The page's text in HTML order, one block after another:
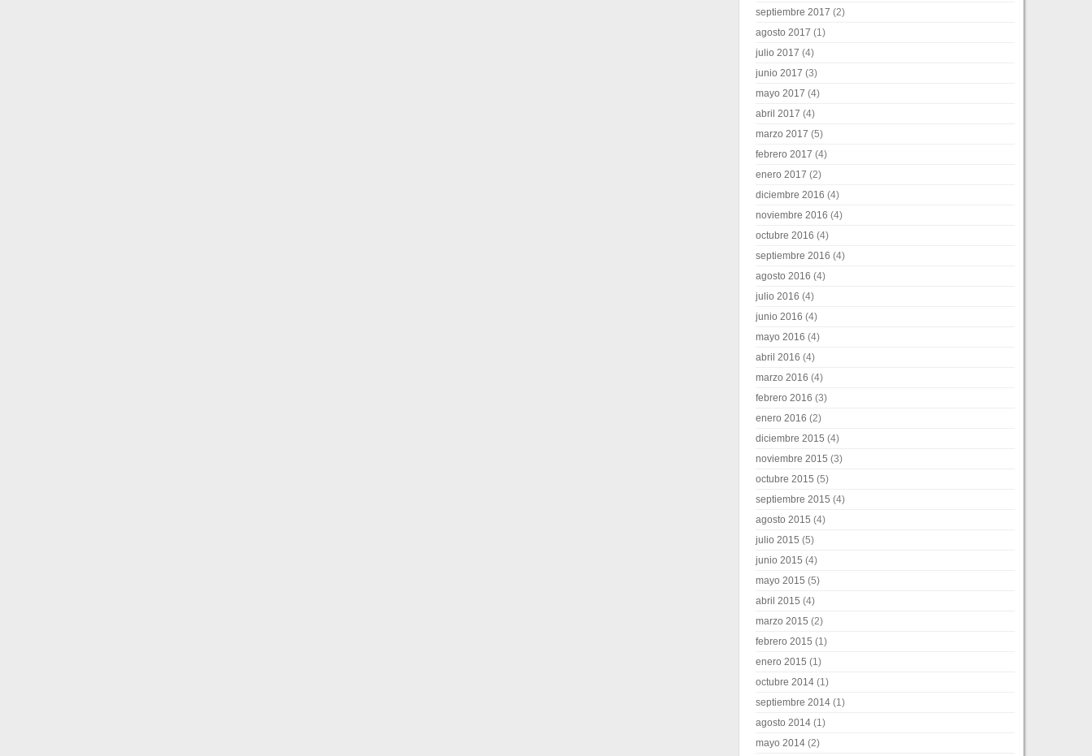
septiembre 2017 (2)
agosto 2017 (1)
julio 2017 (4)
junio 2017 (3)
mayo 2017 (4)
abril 2017 (4)
marzo 2017 (5)
febrero 2017 (4)
enero 2017 (2)
diciembre 2016 (4)
noviembre 2016 (4)
octubre 2016 (4)
septiembre 2016 (4)
agosto 2016 (4)
julio 2016 (4)
junio 2016 (4)
mayo 2016 (4)
abril 2016 (4)
marzo 2016 (4)
febrero 2016 (3)
enero 2016 (2)
diciembre 2015 (4)
noviembre 2015 (3)
octubre 2015 (5)
septiembre 2015 (4)
agosto 2015 (4)
julio 2015 (5)
junio 2015 (4)
mayo 2015 (5)
abril 2015 (4)
marzo 2015 (2)
febrero 2015 (1)
enero 2015 (1)
octubre 2014 (1)
septiembre 2014 (1)
agosto 2014 (1)
mayo 2014 (2)